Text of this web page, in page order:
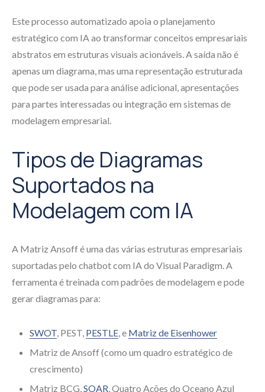
Este processo automatizado apoia o planejamento
estratégico com IA ao transformar conceitos empresariais
abstratos em estruturas visuais acionáveis. A saída não é
apenas um diagrama, mas uma representação estruturada
que pode ser usada para análise adicional, apresentações
para partes interessadas ou integração em sistemas de
modelagem empresarial.
Tipos de Diagramas
Suportados na
Modelagem com IA
A Matriz Ansoff é uma das várias estruturas empresariais
suportadas pelo chatbot com IA do Visual Paradigm. A
ferramenta é treinada com padrões de modelagem e pode
gerar diagramas para:
SWOT, PEST, PESTLE, e Matriz de Eisenhower
Matriz de Ansoff (como um quadro estratégico de
crescimento)
Matriz BCG,SOAR, Quatro Ações do Oceano Azul